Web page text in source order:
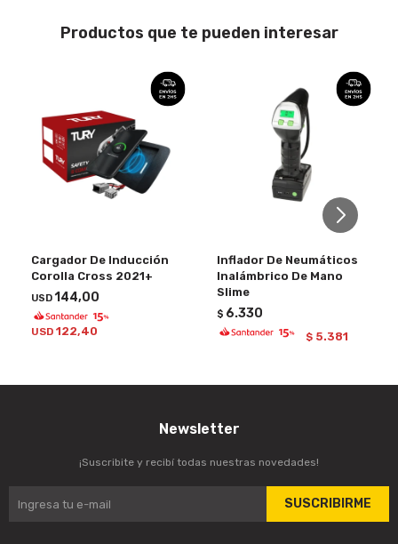
Productos que te pueden interesar
Cargador De Inducción
Corolla Cross 2021+
USD144,00
USD 122,40
Inflador De Neumáticos
Inalámbrico De Mano
Slime
$ 6.330
$ 5.381
Newsletter
¡Suscribite y recibí todas nuestras novedades!
SUSCRIBIRME